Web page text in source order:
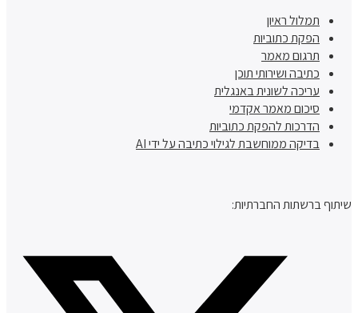
תמלול ראיון
הפקת כתוביות
תרגום מאמר
כתיבה ושירותי תוכן
עריכה לשונית באנגלית
סיכום מאמר אקדמי
הדרכות להפקת כתוביות
בדיקה ממוחשבת לגילוי כתיבה על ידי AI
שיתוף ברשתות החברתיות: